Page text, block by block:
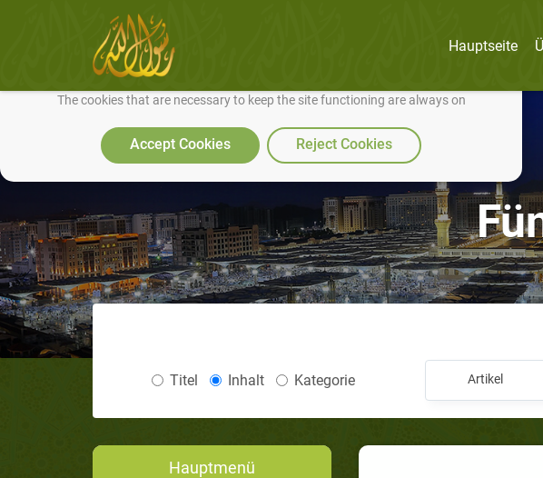
We use cookies to make our site work well for you and so we can continually improve it.
The cookies that are necessary to keep the site functioning are always on
Accept Cookies Reject Cookies
Hauptseite
Titel Inhalt Kategorie Artikel
Hauptmenü